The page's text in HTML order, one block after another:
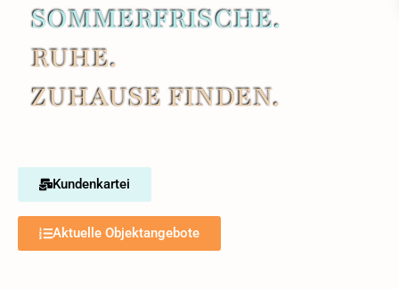
SOMMERFRISCHE.
RUHE.
ZUHAUSE FINDEN.
Kundenkartei
Aktuelle Objektangebote